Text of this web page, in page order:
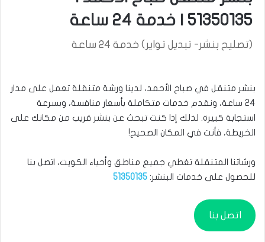
51350135 | خدمة 24 ساعة
(تصليح بنشر- تبديل تواير) خدمة 24 ساعة
بنشر متنقل في صباح الأحمد، لدينا ورشة متنقلة تعمل على مدار
24 ساعة، ونقدم خدمات متكاملة بأسعار منافسة، وبسرعة
استجابة كبيرة. لذلك إذا كنت تبحث عن بنشر قريب من مكانك على
الخريطة، فأنت في المكان الصحيح!
ورشاتنا المتنقلة تغطي جميع مناطق وأحياء الكويت، اتصل بنا
للحصول على خدمات البنشر: 51350135
اتصل بنا